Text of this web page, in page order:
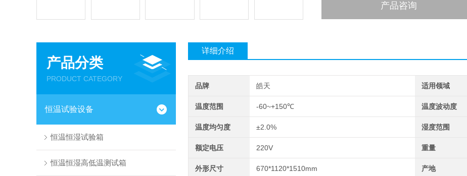
产品咨询
产品分类
PRODUCT CATEGORY
恒温试验设备
恒温恒湿试验箱
恒温恒湿高低温测试箱
详细介绍
品牌 皓天 适用领域
温度范围 -60~+150℃ 温度波动度
温度均匀度 ±2.0% 湿度范围
额定电压 220V 重量
外形尺寸 670*1120*1510mm 产地